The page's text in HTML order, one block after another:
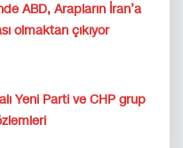
ABD, Arapların İran’a
olmaktan çıkıyor
Yeni Parti ve CHP grup